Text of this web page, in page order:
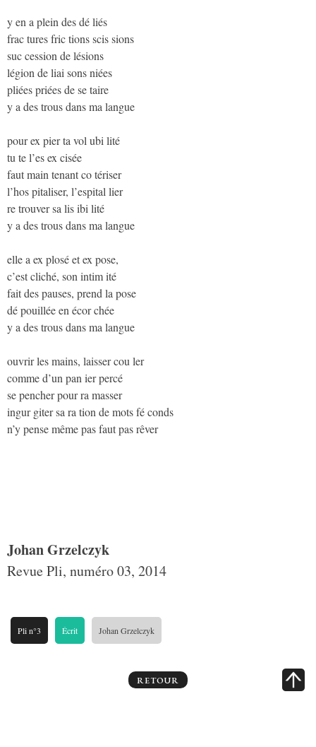
y en a plein des dé liés
frac tures fric tions scis sions
suc cession de lésions
légion de liai sons niées
pliées priées de se taire
y a des trous dans ma langue
pour ex pier ta vol ubi lité
tu te l’es ex cisée
faut main tenant co tériser
l’hos pitaliser, l’espital lier
re trouver sa lis ibi lité
y a des trous dans ma langue
elle a ex plosé et ex pose,
c’est cliché, son intim ité
fait des pauses, prend la pose
dé pouillée en écor chée
y a des trous dans ma langue
ouvrir les mains, laisser cou ler
comme d’un pan ier percé
se pencher pour ra masser
ingur giter sa ra tion de mots fé conds
n’y pense même pas faut pas rêver
Johan Grzelczyk
Revue Pli, numéro 03, 2014
Pli n°3 Écrit Johan Grzelczyk
RETOUR